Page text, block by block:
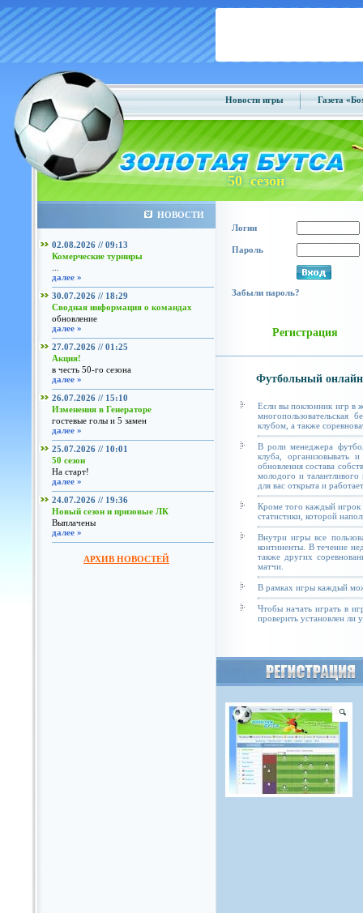
Новости игры Газета
50 сезон
НОВОСТИ
02.08.2026 // 09:13
Комерческие турниры
далее »
30.07.2026 // 18:29
Сводная информация о командах
обновление
далее »
27.07.2026 // 01:25
Акция!
в честь 50-го сезона
далее »
26.07.2026 // 15:10
Изменения в Генераторе
гостевые голы и 5 замен
далее »
25.07.2026 // 10:01
50 сезон
На старт!
далее »
24.07.2026 // 19:36
Новый сезон и призовые ЛК
Выплачены
далее »
АРХИВ НОВОСТЕЙ
Логин
Пароль
Забыли пароль?
Регистрация
Футбольный
Если вы поклонник игр в
клубом, а также
В роли менеджера
клуба, организовывать
обновления состава
молодого и талантливого
для вас открыта и
Кроме того каждый игрок
статистики, которой
Внутри игры все
континенты. В течение
также других
матчи.
В рамках игры каждый
Чтобы начать играть в
проверить установлен ли